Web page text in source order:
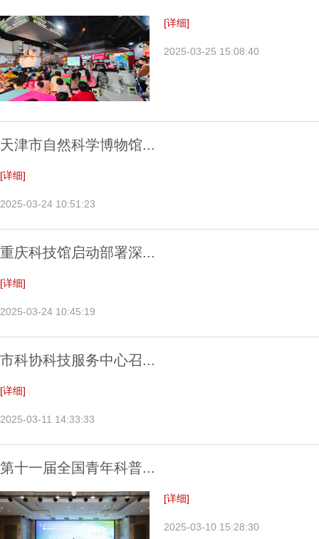
[详细]
2025-03-25 15:08:40
天津市自然科学博物馆...
[详细]
2025-03-24 10:51:23
重庆科技馆启动部署深...
[详细]
2025-03-24 10:45:19
市科协科技服务中心召...
[详细]
2025-03-11 14:33:33
第十一届全国青年科普...
[详细]
2025-03-10 15:28:30